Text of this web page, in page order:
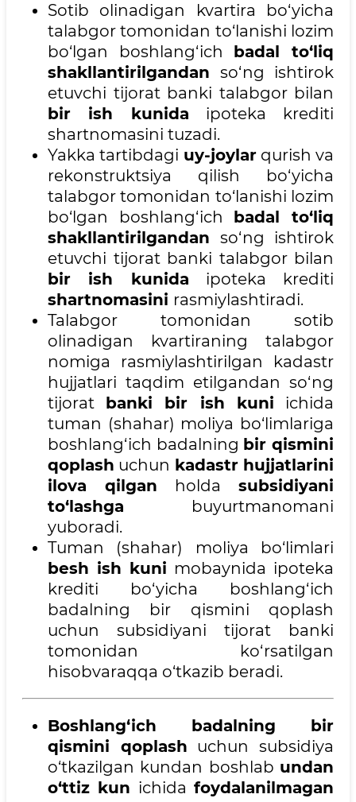
Sotib olinadigan kvartira bo‘yicha
talabgor tomonidan to‘lanishi lozim
bo‘lgan boshlang‘ich
badal to‘liq
shakllantirilgandan so‘ng ishtirok
etuvchi tijorat banki talabgor bilan
bir ish kunida ipoteka krediti
shartnomasini tuzadi.
Yakka tartibdagi uy-joylarqurish va
rekonstruktsiya qilish bo‘yicha
talabgor tomonidan to‘lanishi lozim
bo‘lgan boshlang‘ich
badal to‘liq
shakllantirilgandan so‘ng ishtirok
etuvchi tijorat banki talabgor bilan
bir ish kunida ipoteka krediti
shartnomasini rasmiylashtiradi.
Talabgor tomonidan sotib
olinadigan kvartiraning talabgor
nomiga rasmiylashtirilgan kadastr
hujjatlari taqdim etilgandan so‘ng
tijorat
banki bir ish kuni ichida
tuman (shahar) moliya bo‘limlariga
boshlang‘ich badalning bir qismini
qoplash uchun kadastr hujjatlarini
ilova qilgan holda subsidiyani
to‘lashga buyurtmanomani
yuboradi.
Tuman (shahar) moliya bo‘limlari
besh ish kuni mobaynida ipoteka
krediti bo‘yicha boshlang‘ich
badalning bir qismini qoplash
uchun subsidiyani tijorat banki
tomonidan ko‘rsatilgan
hisobvaraqqa o‘tkazib beradi.
Boshlang‘ich badalning bir
qismini qoplash uchun subsidiya
o‘tkazilgan kundan boshlab undan
o‘ttiz kun ichidafoydalanilmagan